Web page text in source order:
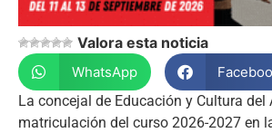
Valora esta noticia
WhatsApp
La concejal de Educación y Cultura
matriculación del curso 2026-2027 en